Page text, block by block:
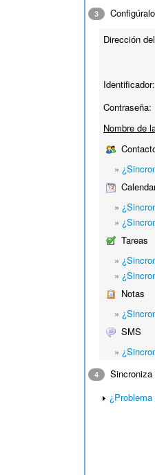
3
Dirección
Identificador:
Contraseña:
Nombre de
»
»
»
Tareas
»
»
Notas
»
SMS
»
4